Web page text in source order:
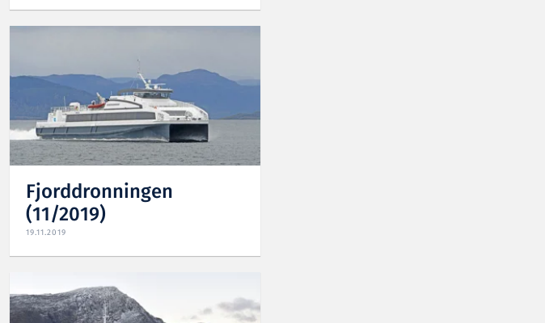
Fjorddronningen
(11/2019)
19.11.2019